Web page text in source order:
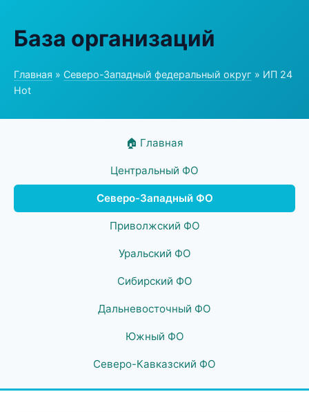
База организаций
Главная » Северо-Западный федеральный округ » ИП 24
Hot
🏠 Главная
Центральный ФО
Северо-Западный ФО
Приволжский ФО
Уральский ФО
Сибирский ФО
Дальневосточный ФО
Южный ФО
Северо-Кавказский ФО